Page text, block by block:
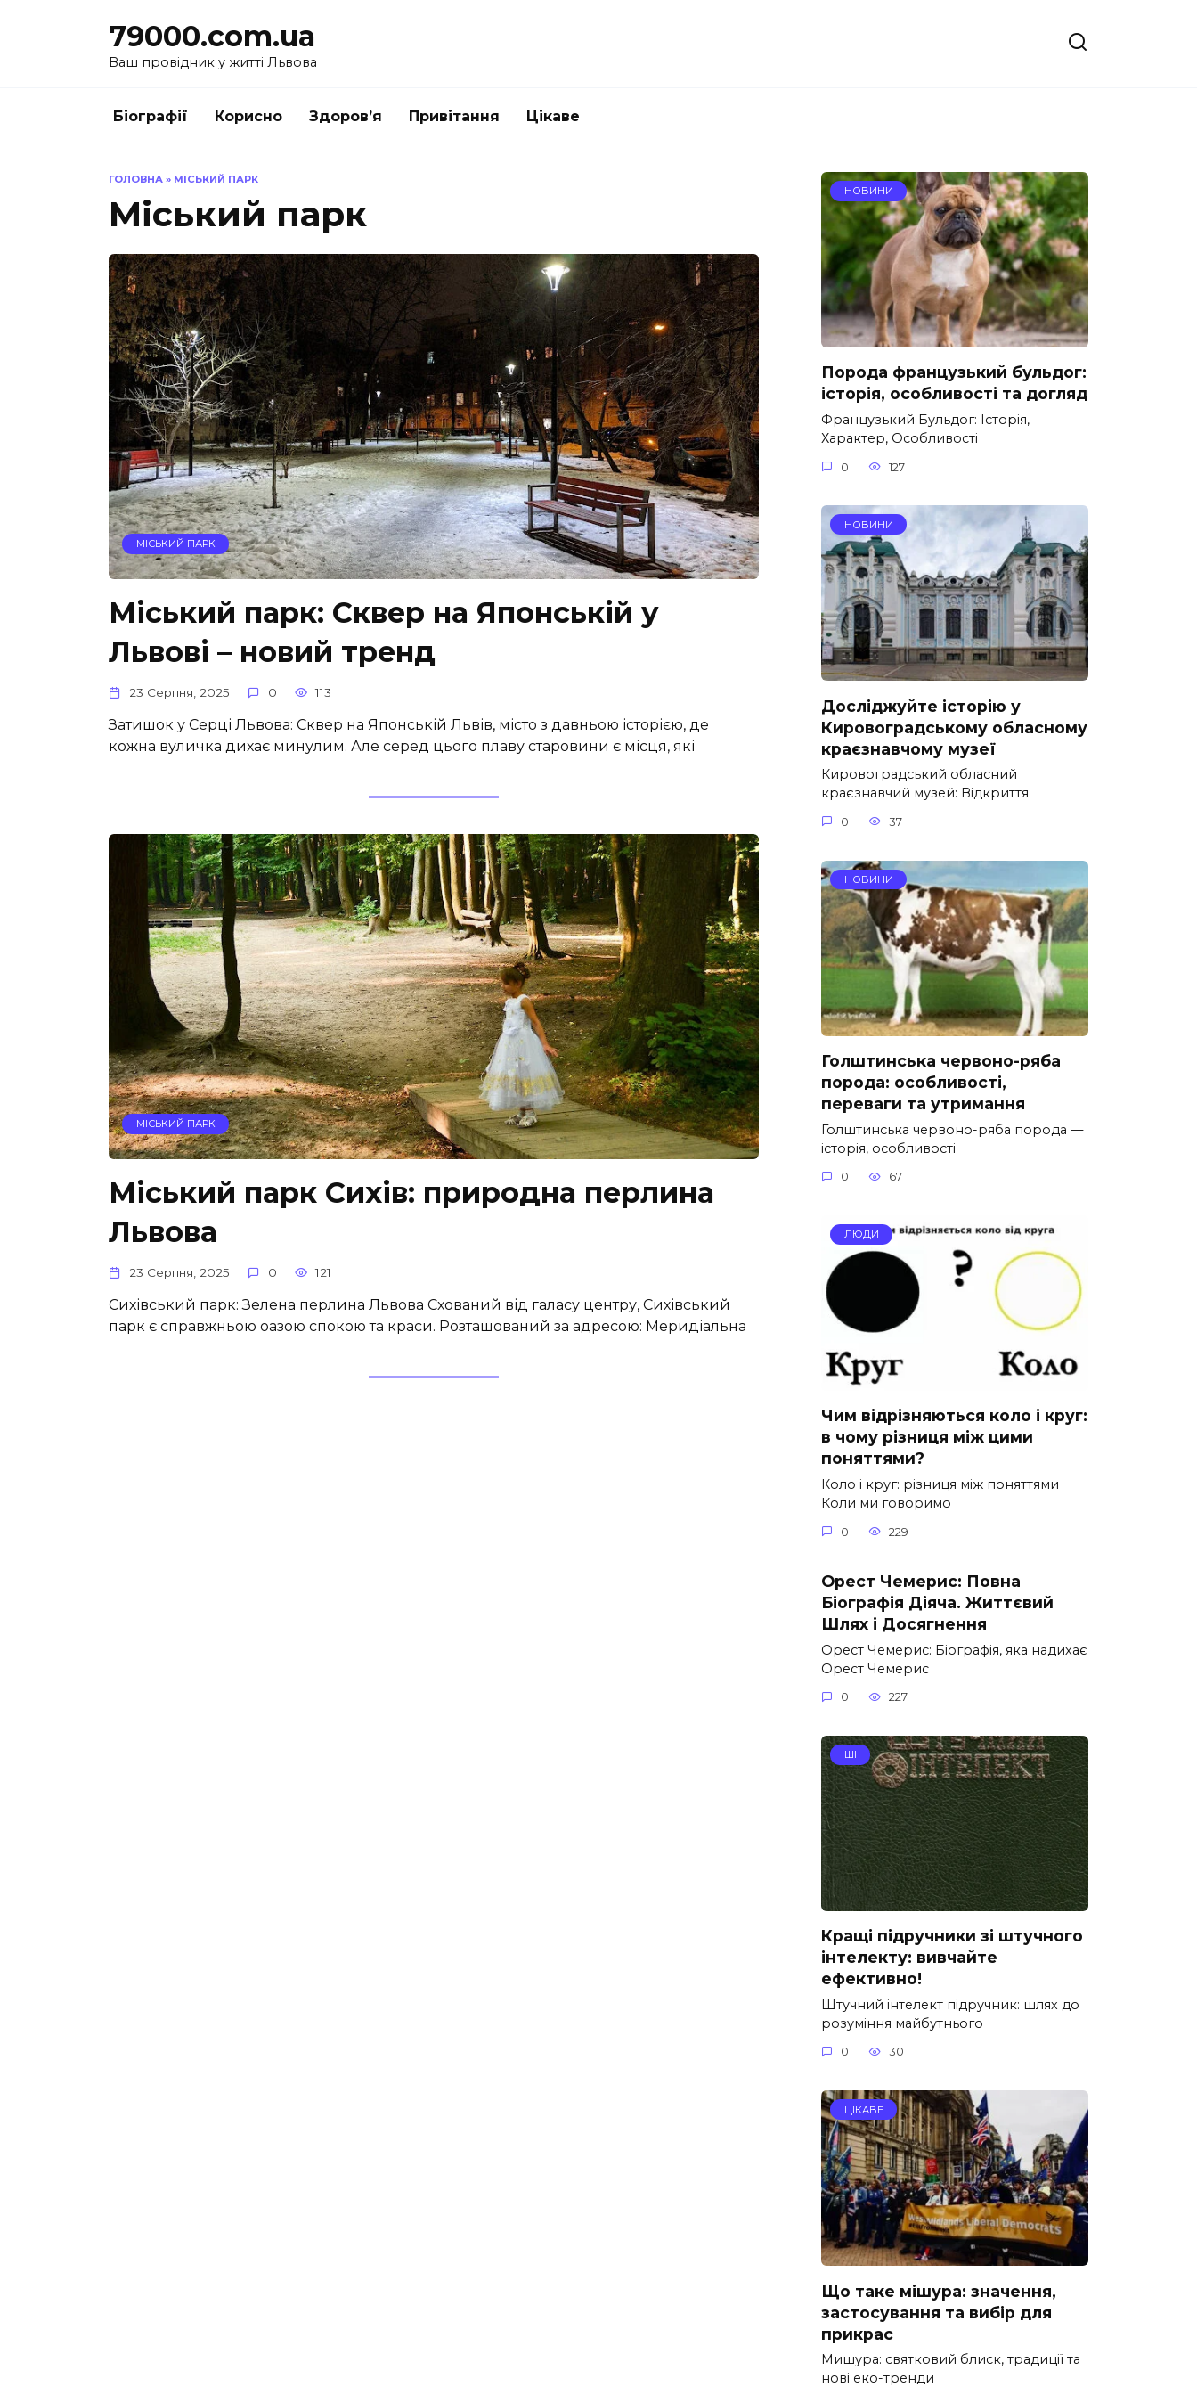
79000.com.ua
Ваш провідник у житті Львова
Біографії Корисно Здоров’я Привітання Цікаве
ГОЛОВНА » МІСЬКИЙ ПАРК
Міський парк
МІСЬКИЙ ПАРК
Міський парк: Сквер на Японській у
Львові – новий тренд
23 Серпня, 2025 0 113
Затишок у Серці Львова: Сквер на Японській Львів, місто з давньою історією, де
кожна вуличка дихає минулим. Але серед цього плаву старовини є місця, які
МІСЬКИЙ ПАРК
Міський парк Сихів: природна перлина
Львова
23 Серпня, 2025 0 121
Сихівський парк: Зелена перлина Львова Схований від галасу центру, Сихівський
парк є справжньою оазою спокою та краси. Розташований за адресою: Меридіальна
НОВИНИ
Порода французький бульдог:
історія, особливості та догляд
Французький Бульдог: Історія,
Характер, Особливості
0 127
НОВИНИ
Досліджуйте історію у
Кировоградському обласному
краєзнавчому музеї
Кировоградський обласний
краєзнавчий музей: Відкриття
0 37
НОВИНИ
Голштинська червоно-ряба
порода: особливості,
переваги та утримання
Голштинська червоно-ряба порода —
історія, особливості
0 67
ЛЮДИ
Чим відрізняються коло і круг:
в чому різниця між цими
поняттями?
Коло і круг: різниця між поняттями
Коли ми говоримо
0 229
Орест Чемерис: Повна
Біографія Діяча. Життєвий
Шлях і Досягнення
Орест Чемерис: Біографія, яка надихає
Орест Чемерис
0 227
ШІ
Кращі підручники зі штучного
інтелекту: вивчайте
ефективно!
Штучний інтелект підручник: шлях до
розуміння майбутнього
0 30
ЦІКАВЕ
Що таке мішура: значення,
застосування та вибір для
прикрас
Мишура: святковий блиск, традиції та
нові еко-тренди